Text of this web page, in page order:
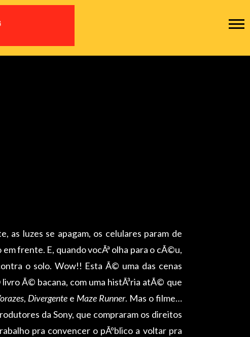
as luzes se apagam, os celulares param de
frente. E, quando vocÃª olha para o cÃ©u,
o solo. Wow!! Esta Ã© uma das cenas
Ã© bacana, com uma histÃ³ria atÃ© que
, Divergentee Maze Runner. Mas o filme…
da Sony, que compraram os direitos
pra convencer o pÃºblico a voltar pra